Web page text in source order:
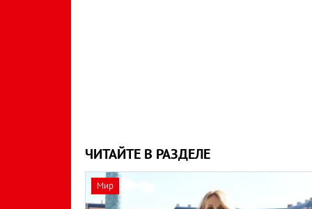
ЧИТАЙТЕ В РАЗДЕЛЕ
Мир